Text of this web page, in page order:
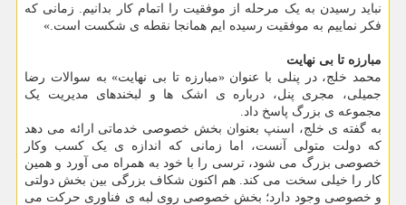
نباید رسیدن به یک مرحله از موفقیت را اتمام کار بدانیم. زمانی که
فکر نماییم به موفقیت رسیده ایم همانجا نقطه ی شکست است.»
مبارزه تا بی نهایت
محمد خلج، در پنلی با عنوان «مبارزه تا بی نهایت» به سوالات رضا
جمیلی، مجری پنل، درباره ی اشک ها و لبخندهای مدیریت یک
مجموعه ی بزرگ پاسخ داد.
به گفته ی خلج، اسنپ بعنوان بخش خصوصی خدماتی ارائه می دهد
که دولت متولی آنست، اما زمانی که اندازه ی یک کسب وکار
خصوصی بزرگ می شود، ترسی را با خود به همراه می آورد و همین
کار را خیلی سخت می کند. هم اکنون شکاف بزرگی بین بخش دولتی
و خصوصی وجود دارد؛ بخش خصوصی روی لبه ی فناوری حرکت می